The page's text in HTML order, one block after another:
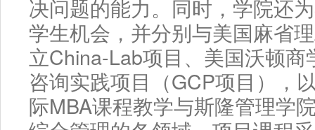
决问题的能力。同时，学院还
学生机会，并分别与美国麻省
立China-Lab项目、美国沃顿
咨询实践项目（GCP项目），
际MBA课程教学与斯隆管理学